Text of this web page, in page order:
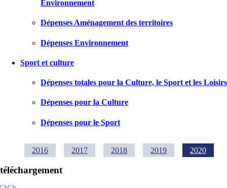
Environnement
Dépenses Aménagement des territoires
Dépenses Environnement
Sport et culture
Dépenses totales pour la Culture, le Sport et les Loisirs
Dépenses pour la Culture
Dépenses pour le Sport
2016 2017 2018 2019 2020
téléchargement